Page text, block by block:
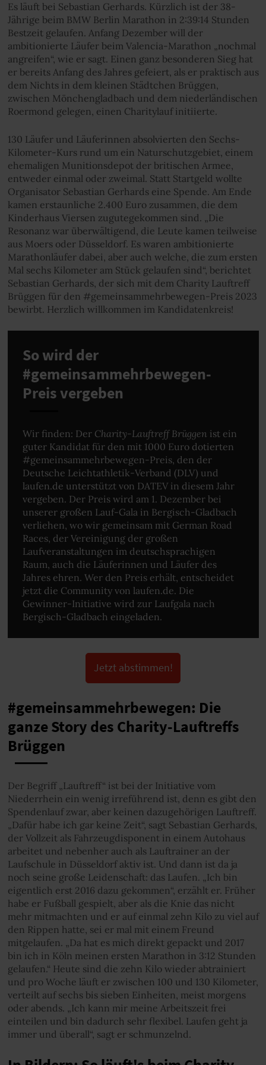
Es läuft bei Sebastian Gerhards. Kürzlich ist der 38-
Jährige beim BMW Berlin Marathon in 2:39:14 Stunden
Bestzeit gelaufen. Anfang Dezember will der
ambitionierte Läufer beim Valencia-Marathon „nochmal
angreifen“, wie er sagt. Einen ganz besonderen Sieg hat
er bereits Anfang des Jahres gefeiert, als er praktisch aus
dem Nichts in dem kleinen Städtchen Brüggen,
zwischen Mönchengladbach und dem niederländischen
Roermond gelegen, einen Charitylauf initiierte.
130 Läufer und Läuferinnen absolvierten den Sechs-
Kilometer-Kurs rund um ein Naturschutzgebiet, einem
ehemaligen Munitionsdepot der britischen Armee,
entweder einmal oder zweimal. Statt Startgeld wollte
Organisator Sebastian Gerhards eine Spende. Am Ende
kamen erstaunliche 2.400 Euro zusammen, die dem
Kinderhaus Viersen zugutegekommen sind. „Die
Resonanz war überwältigend, die Leute kamen teilweise
aus Moers oder Düsseldorf. Es waren ambitionierte
Marathonläufer dabei, aber auch welche, die zum ersten
Mal sechs Kilometer am Stück gelaufen sind“, berichtet
Sebastian Gerhards, der sich mit dem Charity Lauftreff
Brüggen für den #gemeinsammehrbewegen-Preis 2023
bewirbt. Herzlich willkommen im Kandidatenkreis!
So wird der
#gemeinsammehrbewegen-
Preis vergeben
Wir finden: Der Charity-Lauftreff Brüggen ist ein
guter Kandidat für den mit 1000 Euro dotierten
#gemeinsammehrbewegen-Preis, den der
Deutsche Leichtathletik-Verband (DLV) und
laufen.de unterstützt von DATEV in diesem Jahr
vergeben. Der Preis wird am 1. Dezember bei
unserer großen Lauf-Gala in Bergisch-Gladbach
verliehen, wo wir gemeinsam mit German Road
Races, der Vereinigung der großen
Laufveranstaltungen im deutschsprachigen
Raum, auch die Läuferinnen und Läufer des
Jahres ehren. Wer den Preis erhält, entscheidet
jetzt die Community von laufen.de. Die
Gewinner-Initiative wird zur Laufgala nach
Bergisch-Gladbach eingeladen.
Jetzt abstimmen!
#gemeinsammehrbewegen: Die
ganze Story des Charity-Lauftreffs
Brüggen
Der Begriff „Lauftreff“ ist bei der Initiative vom
Niederrhein ein wenig irreführend ist, denn es gibt den
Spendenlauf zwar, aber keinen dazugehörigen Lauftreff.
„Dafür habe ich gar keine Zeit“, sagt Sebastian Gerhards,
der Vollzeit als Fahrzeugdisponent in einem Autohaus
arbeitet und nebenher auch als Lauftrainer an der
Laufschule in Düsseldorf aktiv ist. Und dann ist da ja
noch seine große Leidenschaft: das Laufen. „Ich bin
eigentlich erst 2016 dazu gekommen“, erzählt er. Früher
habe er Fußball gespielt, aber als die Knie das nicht
mehr mitmachten und er auf einmal zehn Kilo zu viel auf
den Rippen hatte, sei er mal mit einem Freund
mitgelaufen. „Da hat es mich direkt gepackt und 2017
bin ich in Köln meinen ersten Marathon in 3:12 Stunden
gelaufen.“ Heute sind die zehn Kilo wieder abtrainiert
und pro Woche läuft er zwischen 100 und 130 Kilometer,
verteilt auf sechs bis sieben Einheiten, meist morgens
oder abends. „Ich kann mir meine Arbeitszeit frei
einteilen und bin dadurch sehr flexibel. Laufen geht ja
immer und überall“, sagt er schmunzelnd.